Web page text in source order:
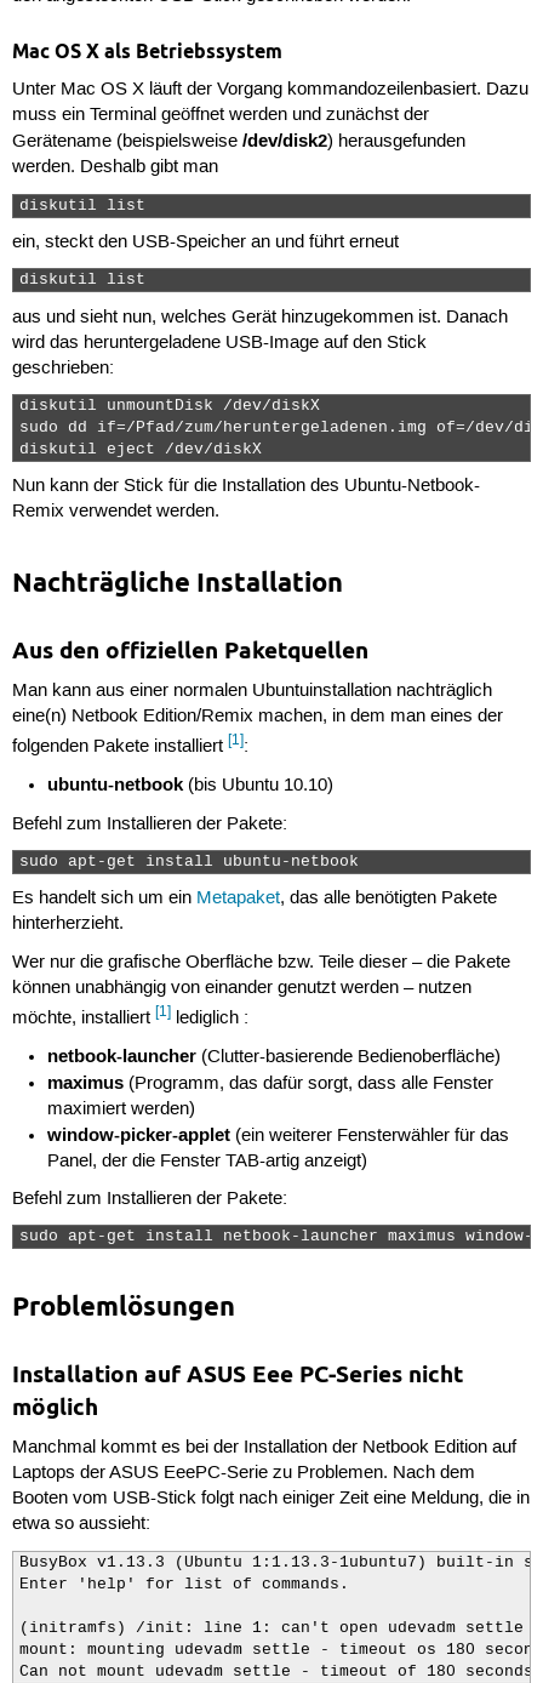
Mac OS X als Betriebssystem
Unter Mac OS X läuft der Vorgang kommandozeilenbasiert. Dazu
muss ein Terminal geöffnet werden und zunächst der
Gerätename (beispielsweise /dev/disk2) herausgefunden
werden. Deshalb gibt man
diskutil list
ein, steckt den USB-Speicher an und führt erneut
diskutil list
aus und sieht nun, welches Gerät hinzugekommen ist. Danach
wird das heruntergeladene USB-Image auf den Stick
geschrieben:
diskutil unmountDisk /dev/diskX
sudo dd if=/Pfad/zum/heruntergeladenen.img of=/dev/
diskutil eject /dev/diskX
Nun kann der Stick für die Installation des Ubuntu-Netbook-
Remix verwendet werden.
Nachträgliche Installation
Aus den offiziellen Paketquellen
Man kann aus einer normalen Ubuntuinstallation nachträglich
eine(n) Netbook Edition/Remix machen, in dem man eines der
folgenden Pakete installiert [1]:
ubuntu-netbook(bis Ubuntu 10.10)
Befehl zum Installieren der Pakete:
sudo apt-get install ubuntu-netbook
Es handelt sich um ein Metapaket, das alle benötigten Pakete
hinterherzieht.
Wer nur die grafische Oberfläche bzw. Teile dieser – die Pakete
können unabhängig von einander genutzt werden – nutzen
möchte, installiert [1]lediglich :
netbook-launcher (Clutter-basierende Bedienoberfläche)
maximus (Programm, das dafür sorgt, dass alle Fenster
maximiert werden)
window-picker-applet (ein weiterer Fensterwähler für das
Panel, der die Fenster TAB-artig anzeigt)
Befehl zum Installieren der Pakete:
sudo apt-get install netbook-launcher maximus
Problemlösungen
Installation auf ASUS Eee PC-Series nicht
möglich
Manchmal kommt es bei der Installation der Netbook Edition auf
Laptops der ASUS EeePC-Serie zu Problemen. Nach dem
Booten vom USB-Stick folgt nach einiger Zeit eine Meldung, die in
etwa so aussieht:
BusyBox v1.13.3 (Ubuntu 1:1.13.3-1ubuntu7) built-in
Enter 'help' for list of commands.
(initramfs) /init: line 1: can't open udevadm settle -
mount: mounting udevadm settle - timeout os 180
Can not mount udevadm settle - timeout of 180